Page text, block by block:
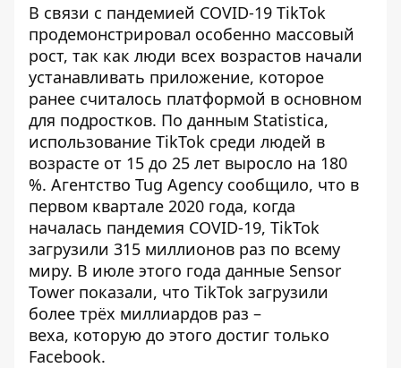
В связи с пандемией COVID-19 TikTok
продемонстрировал особенно массовый
рост, так как люди всех возрастов начали
устанавливать приложение, которое
ранее считалось платформой в основном
для подростков. По данным Statistica,
использование TikTok среди людей в
возрасте от 15 до 25 лет выросло на 180
%. Агентство Tug Agency сообщило, что в
первом квартале 2020 года, когда
началась пандемия COVID-19, TikTok
загрузили 315 миллионов раз по всему
миру. В июле этого года данные Sensor
Tower показали, что TikTok загрузили
более трёх миллиардов раз –
веха, которую до этого достиг только
Facebook.